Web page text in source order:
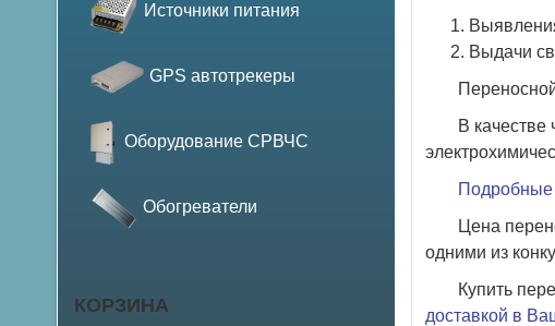
Источники питания
GPS автотрекеры
Оборудование СРВЧС
Обогреватели
КОРЗИНА
Выдачи
В качестве
Подробные
Цена
одними из
Купить
доставкой в